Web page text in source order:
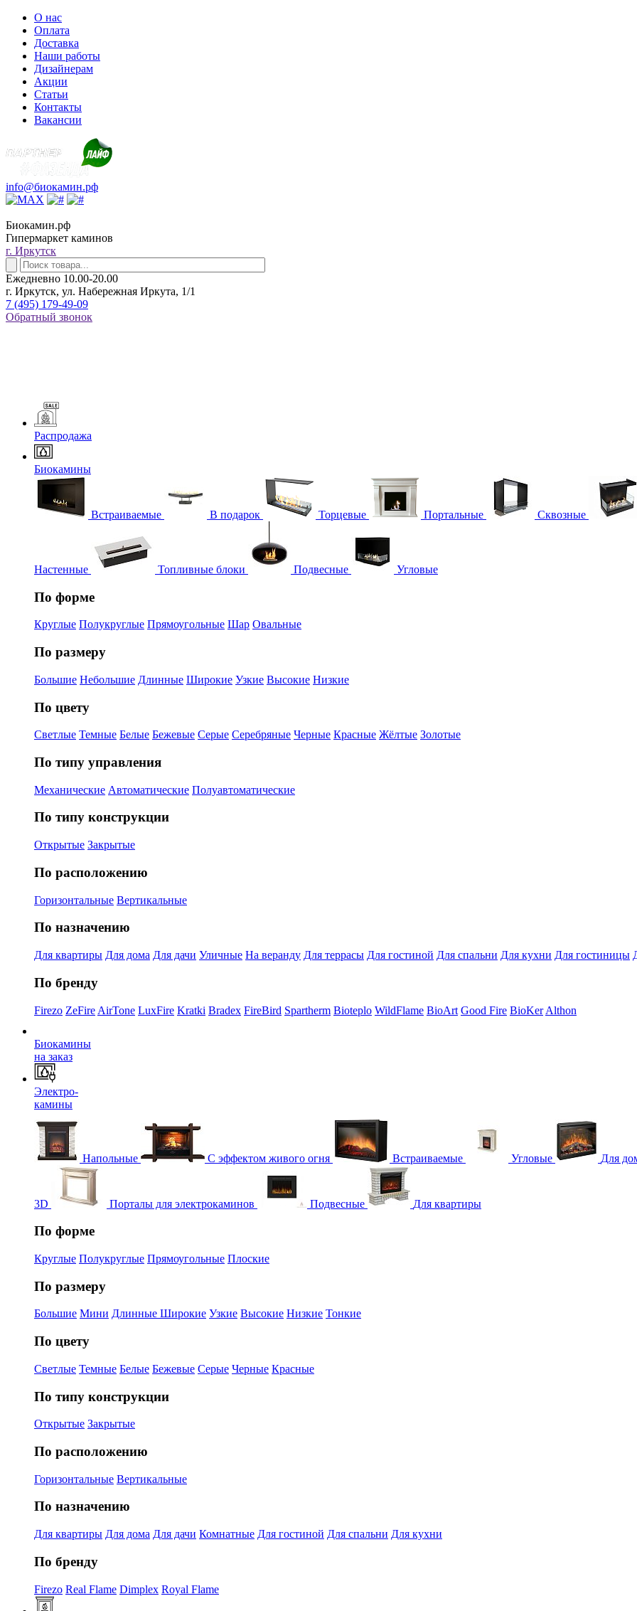
О нас
Оплата
Доставка
Наши работы
Дизайнерам
Акции
Статьи
Контакты
Вакансии
info@биокамин.рф
Биокамин.рф
Гипермаркет каминов
г. Иркутск
Ежедневно 10.00-20.00
г. Иркутск, ул. Набережная Иркута, 1/1
7 (495) 179-49-09
Обратный звонок
Распродажа
Биокамины
Встраиваемые В подарок Торцевые Портальные Сквозные
Настенные Топливные блоки Подвесные Угловые
По форме
Круглые Полукруглые Прямоугольные Шар Овальные
По размеру
Большие Небольшие Длинные Широкие Узкие Высокие Низкие
По цвету
Светлые Темные Белые Бежевые Серые Серебряные Черные Красные Жёлтые Золотые
По типу управления
Механические Автоматические Полуавтоматические
По типу конструкции
Открытые Закрытые
По расположению
Горизонтальные Вертикальные
По назначению
Для квартиры Для дома Для дачи Уличные На веранду Для террасы Для гостиной Для спальни Для кухни Для гостиницы
По бренду
Firezo ZeFire AirTone LuxFire Kratki Bradex FireBird Spartherm Bioteplo WildFlame BioArt Good Fire BioKer Althon
Биокамины
на заказ
Электро-
камины
Напольные С эффектом живого огня Встраиваемые Угловые Для
3D Порталы для электрокаминов Подвесные Для квартиры
По форме
Круглые Полукруглые Прямоугольные Плоские
По размеру
Большие Мини Длинные Широкие Узкие Высокие Низкие Тонкие
По цвету
Светлые Темные Белые Бежевые Серые Черные Красные
По типу конструкции
Открытые Закрытые
По расположению
Горизонтальные Вертикальные
По назначению
Для квартиры Для дома Для дачи Комнатные Для гостиной Для спальни Для кухни
По бренду
Firezo Real Flame Dimplex Royal Flame